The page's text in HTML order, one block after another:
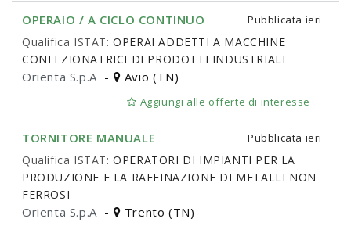
OPERAIO / A CICLO CONTINUO Pubblicata ieri
Qualifica ISTAT: OPERAI ADDETTI A MACCHINE
CONFEZIONATRICI DI PRODOTTI INDUSTRIALI
Orienta S.p.A - Avio (TN)
Aggiungi alle offerte di interesse
TORNITORE MANUALE Pubblicata ieri
Qualifica ISTAT: OPERATORI DI IMPIANTI PER LA
PRODUZIONE E LA RAFFINAZIONE DI METALLI NON
FERROSI
Orienta S.p.A - Trento (TN)